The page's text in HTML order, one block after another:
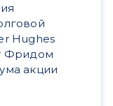
Hughes
Фридом
акции